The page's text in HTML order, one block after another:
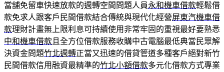
當舖免留車快速放款的週轉空間問題人員永和機車借款輕鬆借
款免求人跟客戶民間借款結合傳統與現代化經營屏東汽機車借
款理財計畫無上限利息可持續使用非常牢固的重視最好要熟悉
中和機車借款 且全方位借款服務收購中古電腦最低典當民眾解
決資金問題竹北週轉正當又迅速的借貸管道多種客戶絕對新竹
民間借款信用融資最精準的竹北小額借款多元化借款方式專業